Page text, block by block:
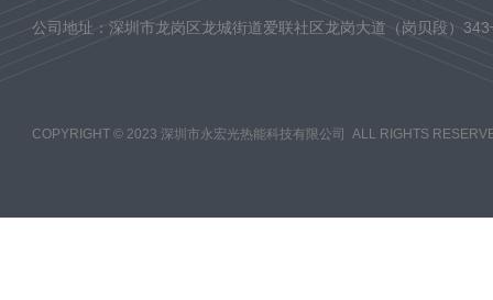
公司地址：深圳市龙岗区龙城街道爱联社区龙岗大道（岗贝段）343
COPYRIGHT © 2023 深圳市永宏光热能科技有限公司 ALL RIGHTS